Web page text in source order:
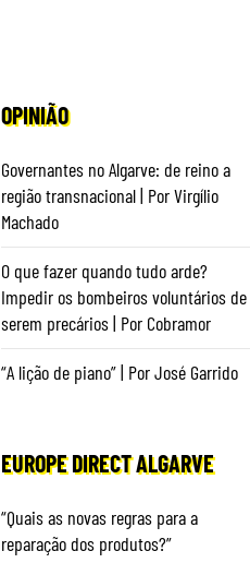
OPINIÃO
Governantes no Algarve: de reino a
região transnacional | Por Virgílio
Machado
O que fazer quando tudo arde?
Impedir os bombeiros voluntários de
serem precários | Por Cobramor
“A lição de piano” | Por José Garrido
EUROPE DIRECT ALGARVE
“Quais as novas regras para a
reparação dos produtos?”